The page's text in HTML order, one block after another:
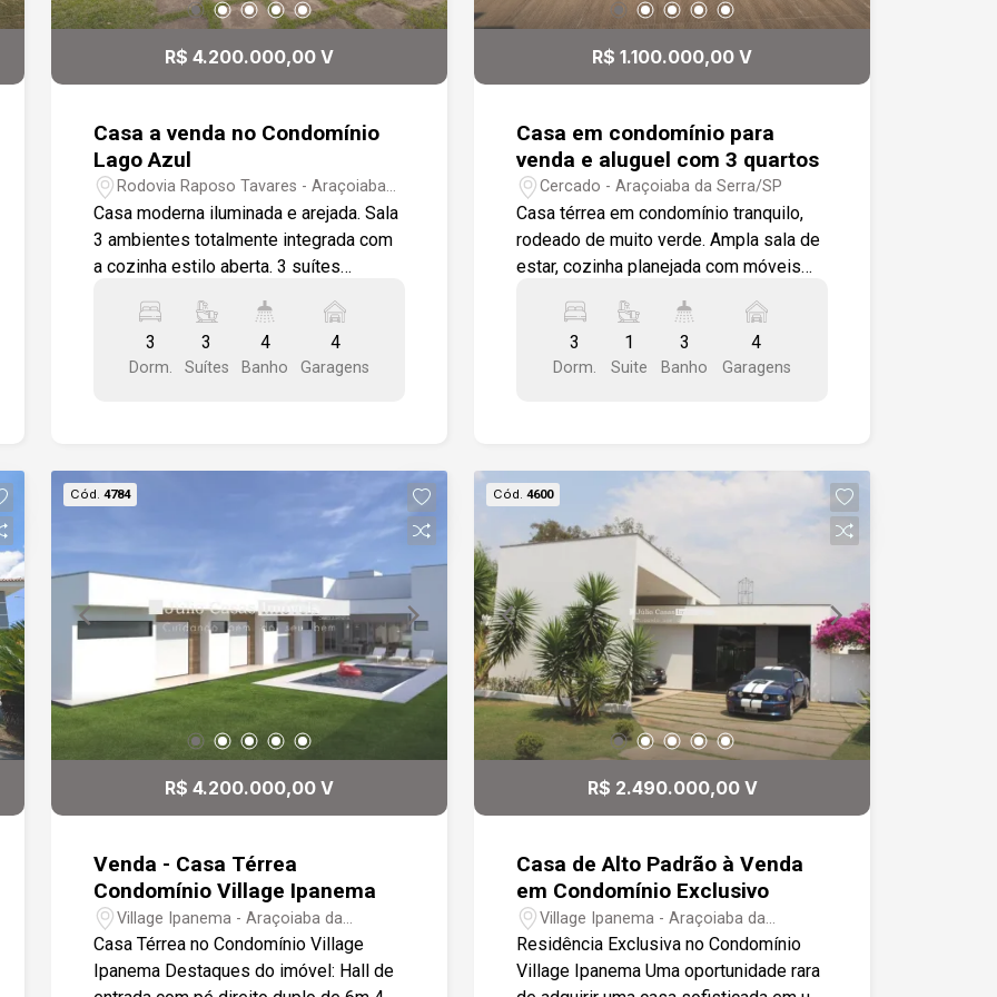
Design contemporâneo, com excelente
acabamentos de alto padrão. Essa casa
elegância e segurança em um dos
condomínios mais valorizados da
região. Entre em contato e agende sua
visita!
R$ 4.200.000,00 V
Casa a venda no Condomínio
Lago Azul
Rodovia Raposo Tavares - Araçoiaba
da Serra/SP
Casa moderna iluminada e arejada. Sala
3 ambientes totalmente integrada com
a cozinha estilo aberta. 3 suítes
jardim de inverno. Pisos e
revestimentos porcelanato primeira
linha área gourmet com uma linda vista
privaticidade.
3
Dorm.
3
Suítes
4
Banho
4
Garagens
R$ 1.100.000,00 V
Casa em condomínio para
venda e aluguel com 3 quartos
Cercado - Araçoiaba da Serra/SP
Casa térrea em condomínio tranquilo,
rodeado de muito verde. Ampla sala de
estar, cozinha planejada com móveis
gourmet equipada com churrasqueira,
fogão a lenha e pia de apoio. O quintal,
espaçoso e bem cuidado, conta com
social e um banheiro externo, para
apoio da piscina. O acabamento é em
piso porcelanato de alta qualidade. São
4 vagas de garagem descobertas,
proporcionando comodidade e
praticidade para os moradores.
3
Dorm.
1
Suite
3
Banho
4
Garagens
Cód. 4784
R$ 4.200.000,00 V
Venda - Casa Térrea
Condomínio Village Ipanema
Village Ipanema - Araçoiaba da
Serra/SP
Casa Térrea no Condomínio Village
Ipanema Destaques do imóvel: Hall de
Cód. 4600
R$ 2.490.000,00 V
Casa de Alto Padrão à Venda
em Condomínio Exclusivo
Village Ipanema - Araçoiaba da
Serra/SP
Residência Exclusiva no Condomínio
Village Ipanema Uma oportunidade rara